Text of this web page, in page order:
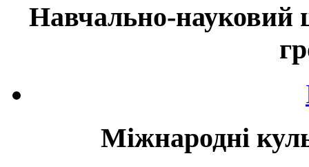
Навчально-науковий
Міжнародні